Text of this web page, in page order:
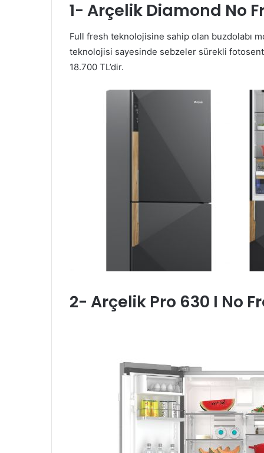
1- Arçelik Diamond No
Full fresh teknolojisine sahip olan buzdolabı
teknolojisi sayesinde sebzeler sürekli
18.700 TL’dir.
2- Arçelik Pro 630 I No